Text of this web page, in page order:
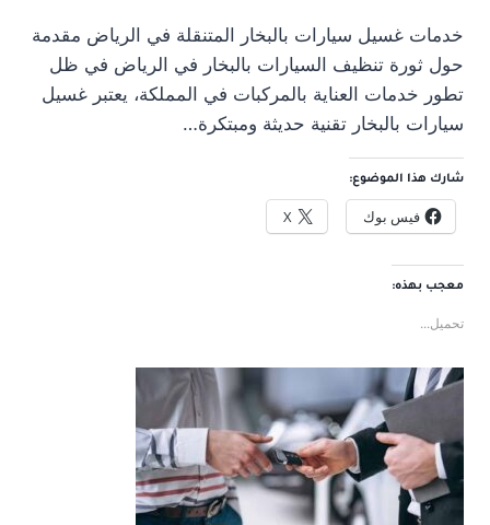
خدمات غسيل سيارات بالبخار المتنقلة في الرياض مقدمة
حول ثورة تنظيف السيارات بالبخار في الرياض في ظل
تطور خدمات العناية بالمركبات في المملكة، يعتبر غسيل
سيارات بالبخار تقنية حديثة ومبتكرة…
شارك هذا الموضوع:
فيس بوك X
معجب بهذه:
تحميل...